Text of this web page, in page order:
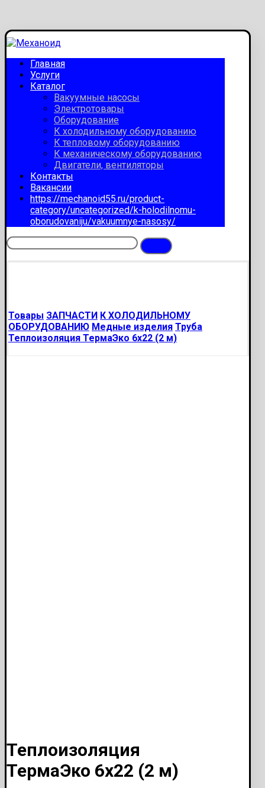
Главная
Услуги
Каталог
Вакуумные насосы
Электротовары
Оборудование
К холодильному оборудованию
К тепловому оборудованию
К механическому оборудованию
Двигатели, вентиляторы
Контакты
Вакансии
https://mechanoid55.ru/product-
category/uncategorized/k-holodilnomu-
oborudovaniju/vakuumnye-nasosy/
Товары ЗАПЧАСТИ К ХОЛОДИЛЬНОМУ
ОБОРУДОВАНИЮ Медные изделия Труба
Теплоизоляция ТермаЭко 6х22 (2 м)
Теплоизоляция
ТермаЭко 6х22 (2 м)